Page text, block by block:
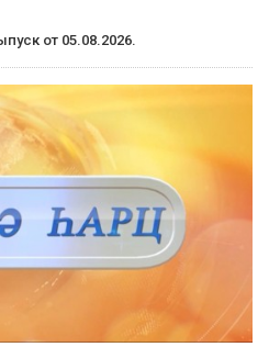
"Россия 24" от 05.08.2026.